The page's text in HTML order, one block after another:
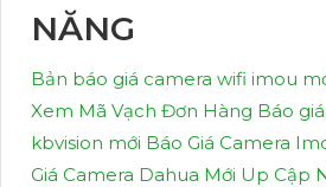
NĂNG
Bản báo giá camera wifi imou
Xem Mã Vạch Đơn Hàng Báo
kbvision mới Báo Giá Camera
Giá Camera Dahua Mới Up Cập